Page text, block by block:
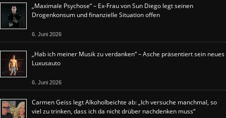
„Maximale Psychose“ – Ex-Frau von Sun Diego legt seinen
Drogenkonsum und finanzielle Situation offen
6. Juni 2026
„Hab ich meiner Musik zu verdanken“ – Asche präsentiert sein neues
Luxusauto
6. Juni 2026
Carmen Geiss legt Alkoholbeichte ab: „Ich versuche manchmal, so
viel zu trinken, dass ich da nicht drüber nachdenken muss“